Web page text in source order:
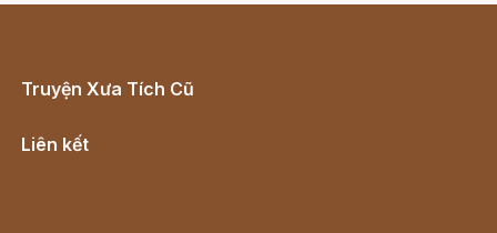
Truyện Xưa Tích Cũ
Liên kết